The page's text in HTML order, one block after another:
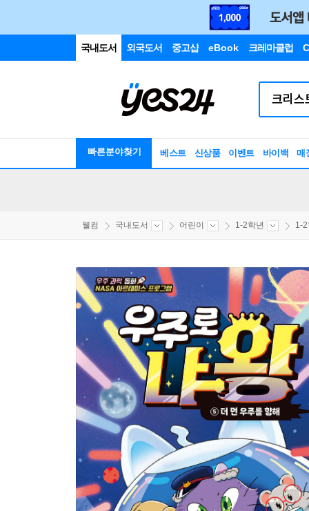
국내도서 외국도서 중고샵 eBook 크레마클럽
빠른분야찾기 베스트 신상품 이벤트 바이백 매
웰컴 국내도서 어린이 1-2학년 1-